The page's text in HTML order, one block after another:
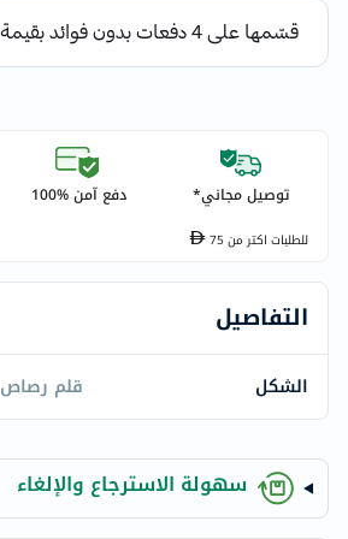
توصيل مجاني* دفع آمن %100
للطلبات اكتر من75
التفاصيل
الشكل قلم رصاص
سهولة الاسترجاع والإلغاء